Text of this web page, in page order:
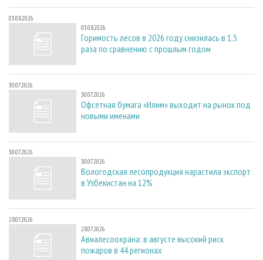
03.08.2026
03.08.2026
Горимость лесов в 2026 году снизилась в 1,5
раза по сравнению с прошлым годом
30.07.2026
30.07.2026
Офсетная бумага «Илим» выходит на рынок под
новыми именами
30.07.2026
30.07.2026
Вологодская лесопродукция нарастила экспорт
в Узбекистан на 12%
28.07.2026
28.07.2026
Авиалесоохрана: в августе высокий риск
пожаров в 44 регионах